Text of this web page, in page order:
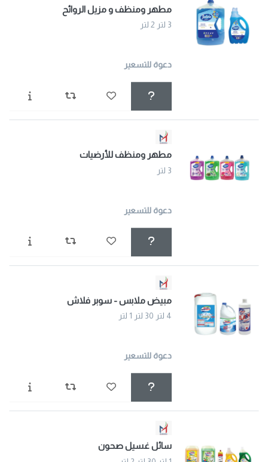
مطهر ومنظف و مزيل الروائح
3 لتر 2 لتر
دعوة للتسعير
مطهر ومنظف للأرضيات
3 لتر
دعوة للتسعير
مبيض ملابس - سوبر فلاش
4 لتر 30 لتر 1 لتر
دعوة للتسعير
سائل غسيل صحون